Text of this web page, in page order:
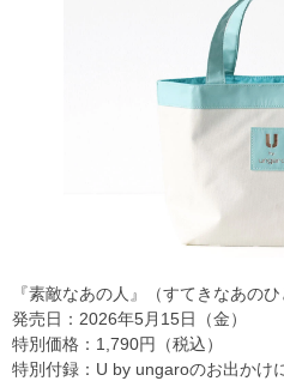
『素敵なあの人』（すてきなあの
発売日：2026年5月15日（金）
特別価格：1,790円（税込）
特別付録：U by ungaroのお出かけ